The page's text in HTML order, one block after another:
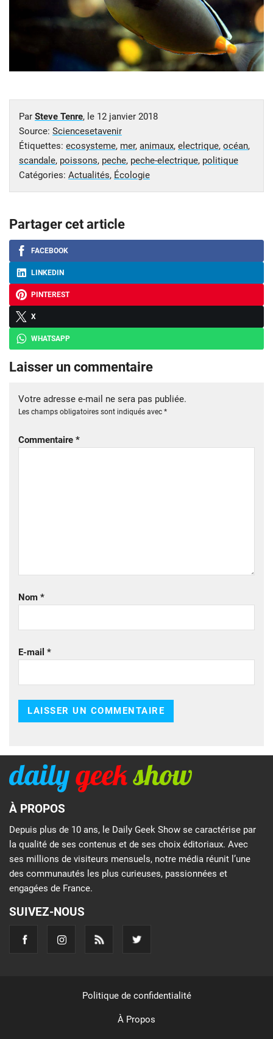
Par Steve Tenre, le 12 janvier 2018
Source: Sciencesetavenir
Étiquettes: ecosysteme, mer, animaux, electrique, océan,
scandale, poissons, peche, peche-electrique, politique
Catégories: Actualités, Écologie
Partager cet article
FACEBOOK
LINKEDIN
PINTEREST
X
WHATSAPP
Laisser un commentaire
Votre adresse e-mail ne sera pas publiée.
Les champs obligatoires sont indiqués avec *
Commentaire *
Nom *
E-mail *
À PROPOS
Depuis plus de 10 ans, le Daily Geek Show se caractérise par
la qualité de ses contenus et de ses choix éditoriaux. Avec
ses millions de visiteurs mensuels, notre média réunit l’une
des communautés les plus curieuses, passionnées et
engagées de France.
SUIVEZ-NOUS
Politique de confidentialité
À Propos